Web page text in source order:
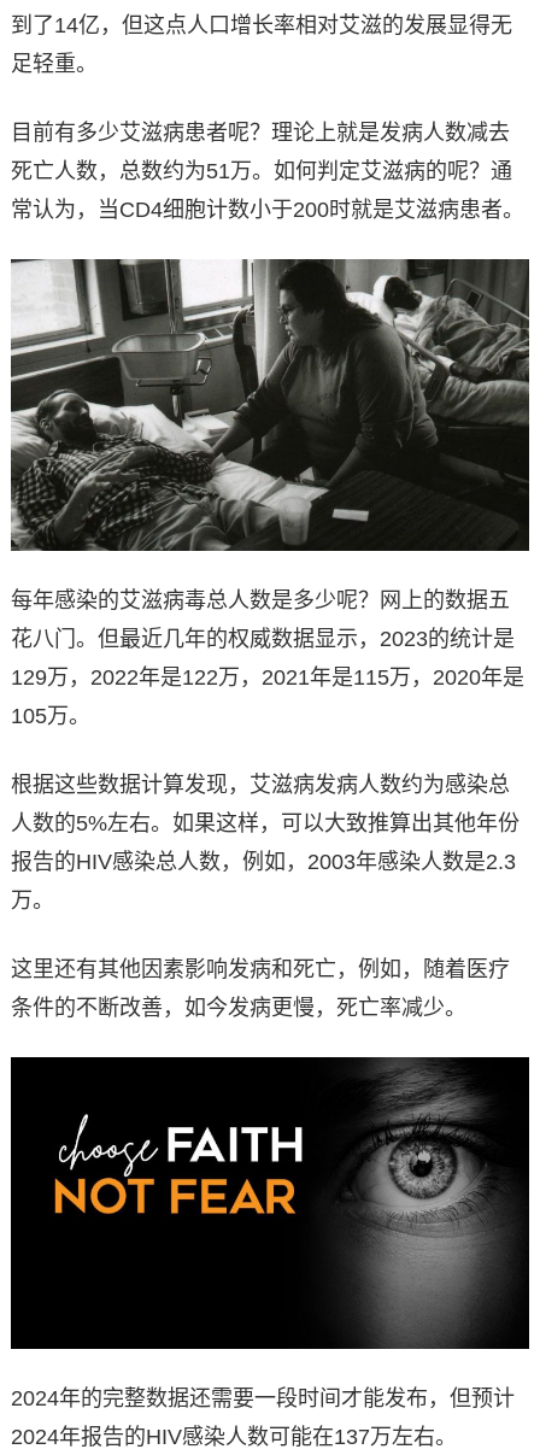
到了14亿，但这点人口增长率相对艾滋的发展显得无
足轻重。
目前有多少艾滋病患者呢？理论上就是发病人数减去
死亡人数，总数约为51万。如何判定艾滋病的呢？通
常认为，当CD4细胞计数小于200时就是艾滋病患者。
每年感染的艾滋病毒总人数是多少呢？网上的数据五
花八门。但最近几年的权威数据显示，2023的统计是
129万，2022年是122万，2021年是115万，2020年是
105万。
根据这些数据计算发现，艾滋病发病人数约为感染总
人数的5%左右。如果这样，可以大致推算出其他年份
报告的HIV感染总人数，例如，2003年感染人数是2.3
万。
这里还有其他因素影响发病和死亡，例如，随着医疗
条件的不断改善，如今发病更慢，死亡率减少。
2024年的完整数据还需要一段时间才能发布，但预计
2024年报告的HIV感染人数可能在137万左右。